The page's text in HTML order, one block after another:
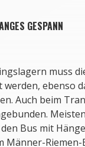
GESPANN
muss
ebenso
Auch beim
Bus mit
Männer-